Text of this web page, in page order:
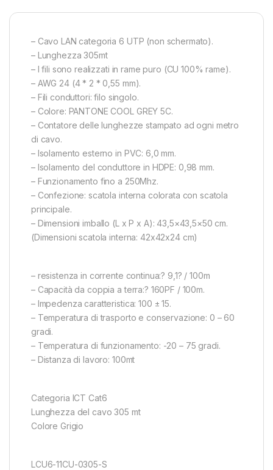
– Cavo LAN categoria 6 UTP (non schermato).
– Lunghezza 305mt
– I fili sono realizzati in rame puro (CU 100% rame).
– AWG 24 (4 * 2 * 0,55 mm).
– Fili conduttori: filo singolo.
– Colore: PANTONE COOL GREY 5C.
– Contatore delle lunghezze stampato ad ogni metro
di cavo.
– Isolamento esterno in PVC: 6,0 mm.
– Isolamento del conduttore in HDPE: 0,98 mm.
– Funzionamento fino a 250Mhz.
– Confezione: scatola interna colorata con scatola
principale.
– Dimensioni imballo (L x P x A): 43,5×43,5×50 cm.
(Dimensioni scatola interna: 42x42x24 cm)
– resistenza in corrente continua:? 9,1? / 100m
– Capacità da coppia a terra:? 160PF / 100m.
– Impedenza caratteristica: 100 ± 15.
– Temperatura di trasporto e conservazione: 0 – 60
gradi.
– Temperatura di funzionamento: -20 – 75 gradi.
– Distanza di lavoro: 100mt
Categoria ICT Cat6
Lunghezza del cavo 305 mt
Colore Grigio
LCU6-11CU-0305-S